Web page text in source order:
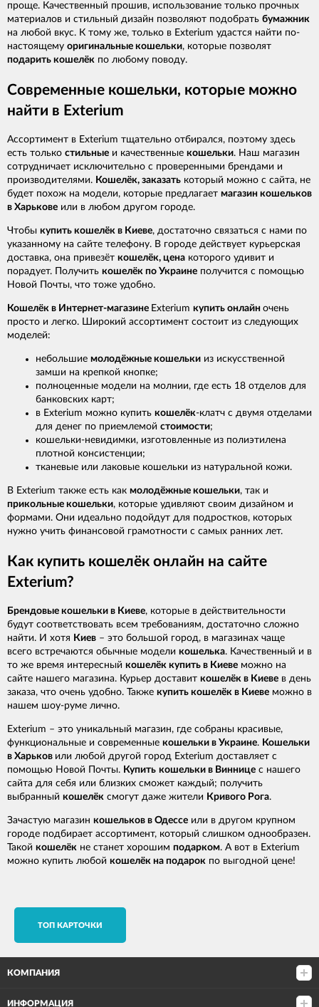
проще. Качественный прошив, использование только прочных
материалов и стильный дизайн позволяют подобрать бумажник
на любой вкус. К тому же, только в Exterium удастся найти по-
настоящему оригинальные кошельки, которые позволят
подарить кошелёк по любому поводу.
Современные кошельки, которые можно
найти в Exterium
Ассортимент в Exterium тщательно отбирался, поэтому здесь
есть только стильные и качественные кошельки. Наш магазин
сотрудничает исключительно с проверенными брендами и
производителями. Кошелёк, заказать который можно с сайта, не
будет похож на модели, которые предлагает магазин кошельков
в Харькове или в любом другом городе.
Чтобы купить кошелёк в Киеве, достаточно связаться с нами по
указанному на сайте телефону. В городе действует курьерская
доставка, она привезёт кошелёк, цена которого удивит и
порадует. Получить кошелёк по Украине получится с помощью
Новой Почты, что тоже удобно.
Кошелёк в Интернет-магазине Exterium купить онлайн очень
просто и легко. Широкий ассортимент состоит из следующих
моделей:
небольшие молодёжные кошельки из искусственной
замши на крепкой кнопке;
полноценные модели на молнии, где есть 18 отделов для
банковских карт;
в Exterium можно купить кошелёк-клатч с двумя отделами
для денег по приемлемой стоимости;
кошельки-невидимки, изготовленные из полиэтилена
плотной консистенции;
тканевые или лаковые кошельки из натуральной кожи.
В Exterium также есть как молодёжные кошельки, так и
прикольные кошельки, которые удивляют своим дизайном и
формами. Они идеально подойдут для подростков, которых
нужно учить финансовой грамотности с самых ранних лет.
Как купить кошелёк онлайн на сайте
Exterium?
Брендовые кошельки в Киеве, которые в действительности
будут соответствовать всем требованиям, достаточно сложно
найти. И хотя Киев – это большой город, в магазинах чаще
всего встречаются обычные модели кошелька. Качественный и в
то же время интересный кошелёк купить в Киеве можно на
сайте нашего магазина. Курьер доставит кошелёк в Киеве в день
заказа, что очень удобно. Также купить кошелёк в Киеве можно в
нашем шоу-руме лично.
Exterium – это уникальный магазин, где собраны красивые,
функциональные и современные кошельки в Украине. Кошельки
в Харьков или любой другой город Exterium доставляет с
помощью Новой Почты. Купить кошельки в Виннице с нашего
сайта для себя или близких сможет каждый; получить
выбранный кошелёк смогут даже жители Кривого Рога.
Зачастую магазин кошельков в Одессе или в другом крупном
городе подбирает ассортимент, который слишком однообразен.
Такой кошелёк не станет хорошим подарком. А вот в Exterium
можно купить любой кошелёк на подарок по выгодной цене!
TОП КАРТОЧКИ
КОМПАНИЯ
ИНФОРМАЦИЯ